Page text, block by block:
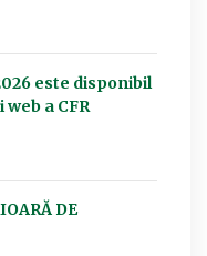
este disponibil
a CFR
DE